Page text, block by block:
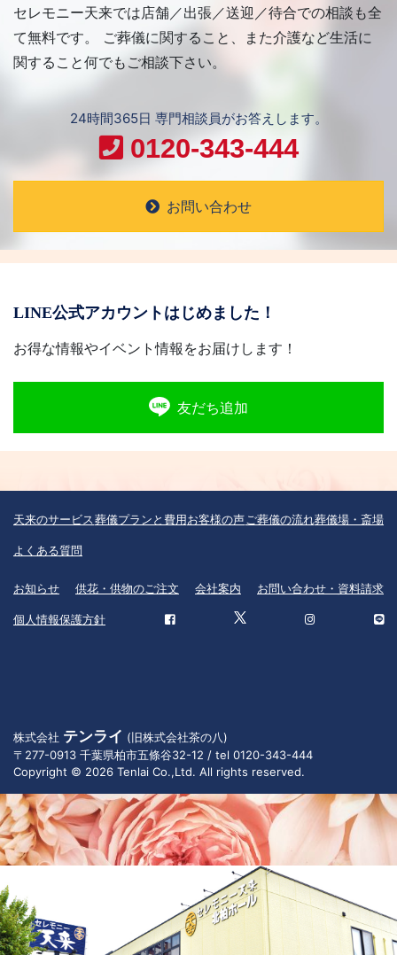
セレモニー天来では店舗／出張／送迎／待合での相談も全
て無料です。 ご葬儀に関すること、また介護など生活に
関すること何でもご相談下さい。
24時間365日 専門相談員がお答えします。
0120-343-444
お問い合わせ
LINE公式アカウントはじめました！
お得な情報やイベント情報をお届けします！
友だち追加
天来のサービス葬儀プランと費用お客様の声 ご葬儀の流れ葬儀場・斎場
よくある質問
お知らせ 供花・供物のご注文 会社案内 お問い合わせ・資料請求
個人情報保護方針
株式会社 テンライ (旧株式会社茶の八)
〒277-0913 千葉県柏市五條谷32-12 / tel 0120-343-444
Copyright © 2026 Tenlai Co.,Ltd. All rights reserved.